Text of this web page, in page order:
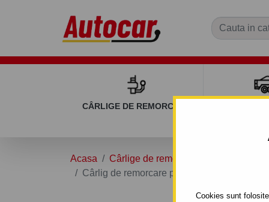
Cookies sunt
CÂRLIGE DE REMORCARE
Acasa Cârlige de remorcare
Cârlig de remorcare pentru Dacia